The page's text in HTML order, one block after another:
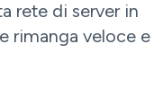
rete di server in
rimanga veloce e